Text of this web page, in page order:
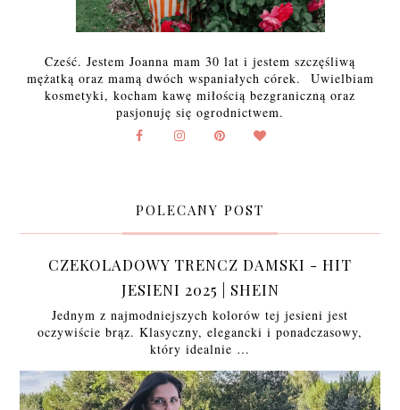
Cześć. Jestem Joanna mam 30 lat i jestem szczęśliwą
mężatką oraz mamą dwóch wspaniałych córek. Uwielbiam
kosmetyki, kocham kawę miłością bezgraniczną oraz
pasjonuję się ogrodnictwem.
POLECANY POST
CZEKOLADOWY TRENCZ DAMSKI - HIT
JESIENI 2025 | SHEIN
Jednym z najmodniejszych kolorów tej jesieni jest
oczywiście brąz. Klasyczny, elegancki i ponadczasowy,
który idealnie …